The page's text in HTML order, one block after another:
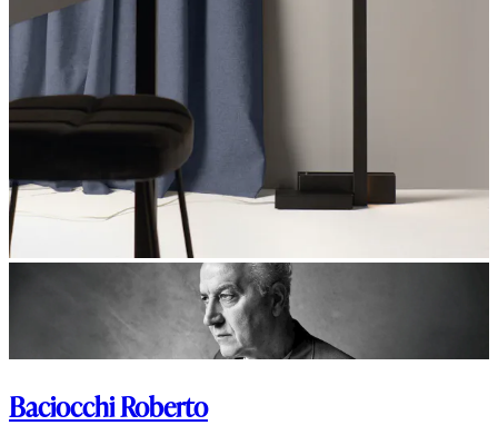
Baciocchi Roberto